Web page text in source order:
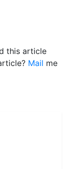
this article
Mail me